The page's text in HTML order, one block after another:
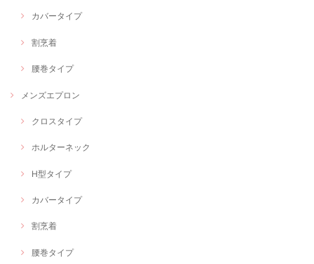
カバータイプ
割烹着
腰巻タイプ
メンズエプロン
クロスタイプ
ホルターネック
H型タイプ
カバータイプ
割烹着
腰巻タイプ